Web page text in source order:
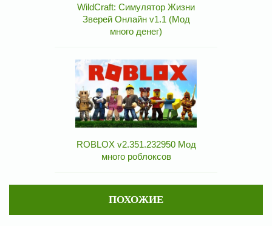
WildCraft: Симулятор Жизни
Зверей Онлайн v1.1 (Мод
много денег)
ROBLOX v2.351.232950 Мод
много роблоксов
ПОХОЖИЕ